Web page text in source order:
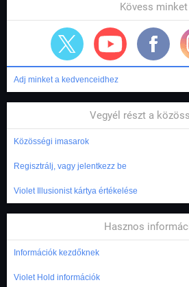
Kövess minket
Adj minket a kedvenceidhez
Vegyél részt a
Közösségi imasarok
Regisztrálj, vagy jelentkezz be
Violet Illusionist kártya értékelése
Hasznos
Információk kezdőknek
Violet Hold információk